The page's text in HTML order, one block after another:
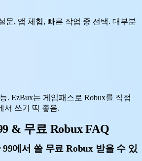
문, 앱 체험, 빠른 작업 중 선택. 대부분
. EzBux는 게임패스로 Robux를 직접
서 쓰기 딱 좋음.
& 무료 Robux FAQ
에서 쓸 무료 Robux 받을 수 있